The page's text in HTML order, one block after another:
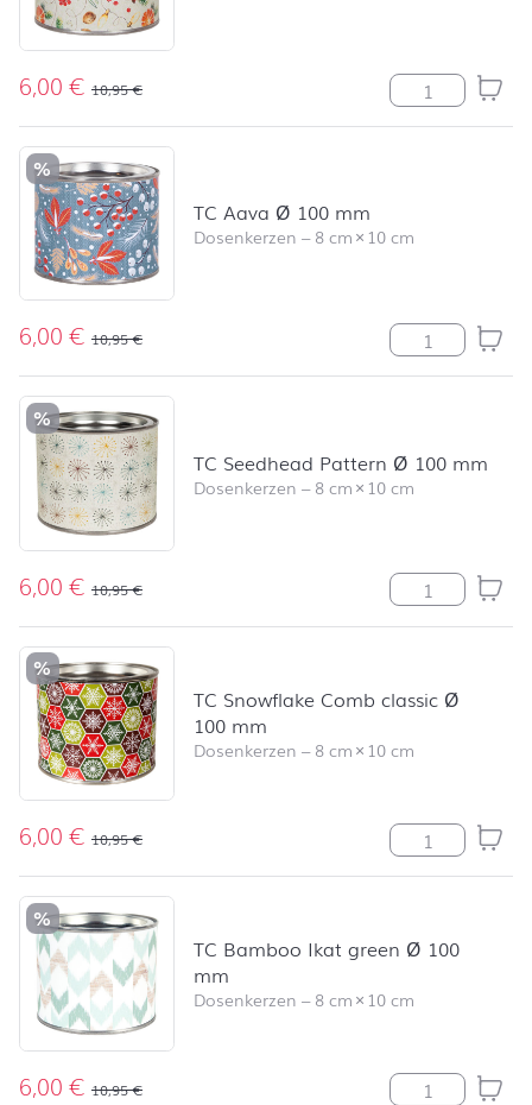
6,00€ 10,95€ TC Cozy
%
TC Aava Ø 100 mm
Dosenkerzen –8 cm× 10 cm
6,00€ 10,95€ TC Aava Ø
%
TC Seedhead Pattern Ø 100 mm
Dosenkerzen –8 cm× 10 cm
6,00€ 10,95€ TC Seedhead
%
TC Snowflake Comb classic Ø
100 mm
Dosenkerzen –8 cm× 10 cm
6,00€ 10,95€ TC Snowflake
%
TC Bamboo Ikat green Ø 100
mm
Dosenkerzen –8 cm× 10 cm
6,00€ 10,95€ TC Bamboo